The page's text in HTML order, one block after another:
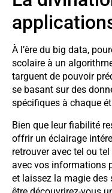
À l’ère du big data,
scolaire à un
targuent de pouvoir
se basant sur des
spécifiques à chaque
Bien que leur fiabilité
offrir un éclairage
retrouver avec tel ou
avec vos informations
et laissez la magie des